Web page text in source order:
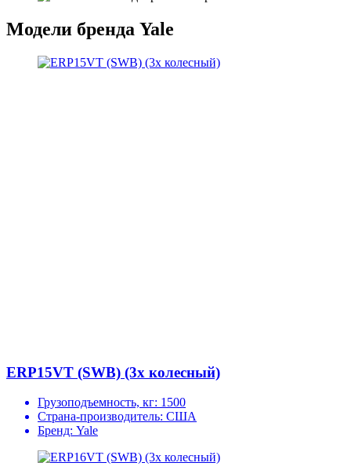
Модели бренда Yale
ERP15VT (SWB) (3х колесный)
Грузоподъемность, кг: 1500
Страна-производитель: США
Бренд: Yale